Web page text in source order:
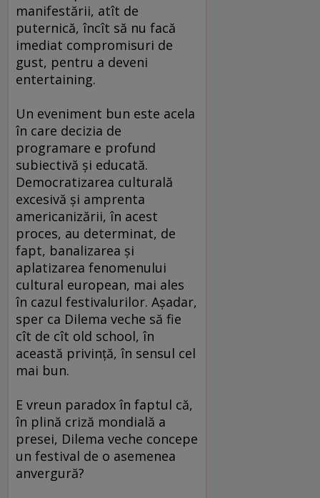
manifestării, atît de
puternică, încît să nu facă
imediat compromisuri de
gust, pentru a deveni
entertaining.
Un eveniment bun este acela
în care decizia de
programare e profund
subiectivă şi educată.
Democratizarea culturală
excesivă şi amprenta
americanizării, în acest
proces, au determinat, de
fapt, banalizarea şi
aplatizarea fenomenului
cultural european, mai ales
în cazul festivalurilor. Aşadar,
sper ca Dilema veche să fie
cît de cît old school, în
această privinţă, în sensul cel
mai bun.
E vreun paradox în faptul că,
în plină criză mondială a
presei, Dilema veche concepe
un festival de o asemenea
anvergură?